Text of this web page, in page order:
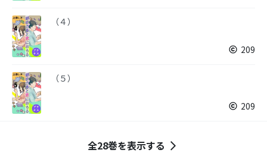
（４）
209
（５）
209
全28巻を表示する